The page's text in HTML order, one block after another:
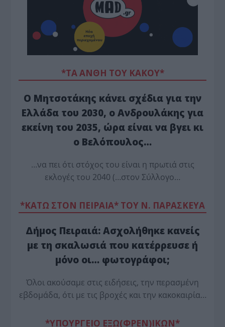
*ΤΑ ΆΝΘΗ ΤΟΥ ΚΑΚΟΎ*
Ο Μητσοτάκης κάνει σχέδια για την
Ελλάδα του 2030, ο Ανδρουλάκης για
εκείνη του 2035, ώρα είναι να βγει κι
ο Βελόπουλος…
…να πει ότι στόχος του είναι η πρωτιά στις
εκλογές του 2040 (…στον Σύλλογο…
*ΚΑΤΩ ΣΤΟΝ ΠΕΙΡΑΙΑ* ΤΟΥ Ν. ΠΑΡΑΣΚΕΥΑ
Δήμος Πειραιά: Ασχολήθηκε κανείς
με τη σκαλωσιά που κατέρρευσε ή
μόνο οι… φωτογράφοι;
Όλοι ακούσαμε στις ειδήσεις, την περασμένη
εβδομάδα, ότι με τις βροχές και την κακοκαιρία…
*ΥΠΟΥΡΓΕΙΟ ΕΞΩ(ΦΡΕΝ)ΙΚΩΝ*